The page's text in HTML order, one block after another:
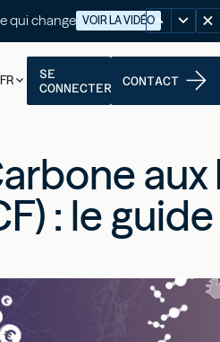
ce qui change VOIR LA VIDÉO
FR
SE
CONNECTER
CONTACT
: le